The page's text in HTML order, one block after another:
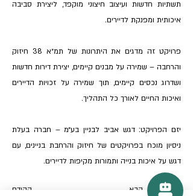
תשתיות חדשות ועיצוב חיצוני מוקפד, ליצירת סביבה
איכותית ומפנקת לדיירים.
פרויקט זה מדגים את היתרונות של תמ״א 38 חיזוק
והרחבה – שמירה על מבנים קיימים, יצירת דירות חדשות
ושדרוג נכסים קיימים, תוך שמירה על זכויות הדיירים
ואיכות החיים לאורך כל התהליך.
יזם הפרויקט: דגש אביב לבניין בע״מ – חברה בעלת
ניסיון מוכח בפרויקטים של חיזוק והרחבת בניינים, עם
דגש על איכות בנייה ותמורות מקיפות לדיירים.
הקודם הבא